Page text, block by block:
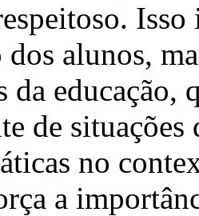
Isso
alunos,
educação,
de
no
a